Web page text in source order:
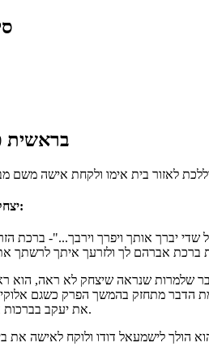
בראשית
לאזור בית אימו ולקחת אישה משם
יצחק מברך את יעקב בברכת אברהם:
את ברכת אברהם לך ולזרעך איתך לרשתך
שלמרות שנראה שיצחק לא ראה, הוא
הדבר מתחזק בהמשך הפרק כשגם
את יעקב בברכות אברהם ויצחק ולא מברך את עשו.